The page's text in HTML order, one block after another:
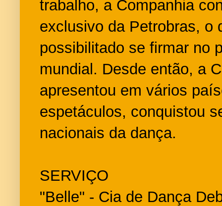
trabalho, a Companhia
exclusivo da Petrobras, o
possibilitado se firmar no
mundial. Desde então, a
apresentou em vários
espetáculos, conquistou
nacionais da dança.
SERVIÇO
"Belle" - Cia de Dança